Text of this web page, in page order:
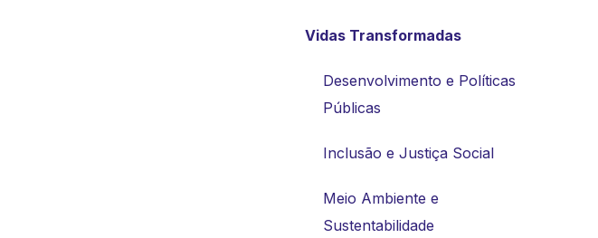
Vidas Transformadas
Desenvolvimento e Políticas
Públicas
Inclusão e Justiça Social
Meio Ambiente e
Sustentabilidade